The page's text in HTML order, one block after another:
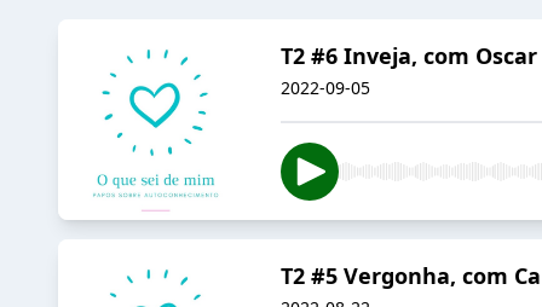
T2 #6 Inveja, com
2022-09-05
T2 #5 Vergonha, com